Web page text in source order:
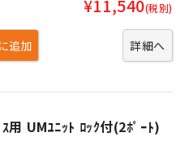
¥11,540(税別)
詳細へ
追加
用 UMﾕﾆｯﾄ ﾛｯｸ付(2ﾎﾟｰﾄ)